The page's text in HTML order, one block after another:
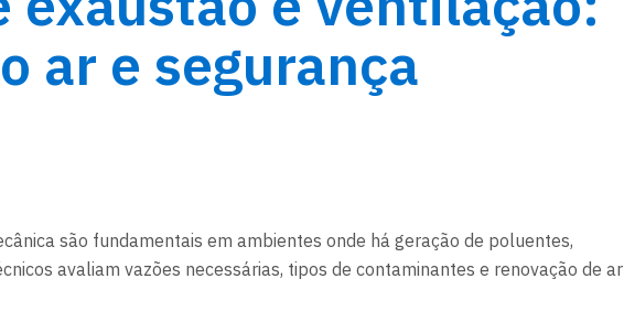
ar e segurança
são fundamentais em ambientes onde há geração de poluentes,
avaliam vazões necessárias, tipos de contaminantes e renovação de ar